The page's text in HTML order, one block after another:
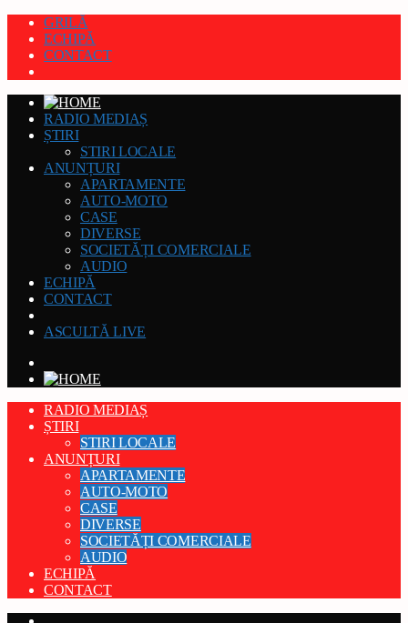
GRILĂ
ECHIPĂ
CONTACT
RADIO MEDIAȘ
ȘTIRI
STIRI LOCALE
ANUNȚURI
APARTAMENTE
AUTO-MOTO
CASE
DIVERSE
SOCIETĂȚI COMERCIALE
AUDIO
ECHIPĂ
CONTACT
ASCULTĂ LIVE
RADIO MEDIAȘ
ȘTIRI
STIRI LOCALE
ANUNȚURI
APARTAMENTE
AUTO-MOTO
CASE
DIVERSE
SOCIETĂȚI COMERCIALE
AUDIO
ECHIPĂ
CONTACT